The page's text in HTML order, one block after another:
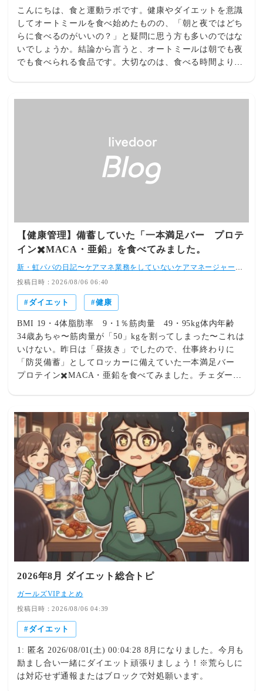
をよく目にします。確かに筋肉を維持するためにはタンパ
ク質は欠かせません。しかし…摂り過ぎれば、タンパク質
もカロリーです。タンパク質は1gあたり4kcal。必要以上
に摂取すれば余ったエネルギーは脂肪として蓄えられま
す。「プロテインを毎日3杯飲んでいます！」という方も
す。さらに腎臓に疾患がある方では、過剰なたんぱく質摂
いない」は思い込みかもしれませんここは少し耳が痛い話
です。でも、とても大切なのでお伝えします。人は驚くほ
ど自分が食べた量を少なく見積もるという特徴がありま
す。これは心理学で「過小評価バイアス」と呼ばれていま
丈夫」その積み重ねが1日300kcalになることも珍しくあり
ません。300kcalを毎日続ければ…1か月で約9,000kcal。脂
肪に換算すると約1kg以上になります。だから私はいつも
言います。「食べたつもり」ではなく、「記録した事実」
を見ましょう。食事を記録するだけで食行動が改善される
憶ではなく、記録です。落とし穴③ 「和食だからヘルシ
です。」実はこの言葉、本当によく聞きます。もちろん和
食は素晴らしい食文化です。でも…和食＝低カロリーでは
ありません。煮物には砂糖やみりん。照り焼きには砂糖。
丼物はご飯が大盛り。さらに、「おせんべいだから大丈
夫。」「羊羹なら洋菓子よりヘルシー。」これも食べ過ぎ
れば意味がありません。糖質が多ければインスリンが分泌
物に「良い・悪い」のレッテルを貼るのではなく、「量」
と「頻度」を考えること。これが一番大切です。落とし穴
④ 年齢とともに基礎代謝が下がっている「若い頃は何を
食べても太らなかった。」これは気のせいではありません
（笑）。年齢とともに筋肉量は少しずつ減少します。筋肉
は体のエンジン。エンジンが小さくなれば燃費ならぬ「脂
肪燃焼力」も落ちてしまいます。だから20代と同じ食事で
は太りやすくなるのです。ここで必要なのは、食事を極端
に減らすことではありません。筋肉を維持することです。
おすすめは・スクワット・椅子の立ち座り運動・階段を使
う・少し速歩きで歩くなど、大きな筋肉を日常の中で動か
すこと。派手な運動は必要ありません。毎日コツコツ続け
ることが、10年後の体を変えてくれます。落とし穴⑤ 糖
イエットを失敗させる原因になっていることも少なくあり
ません。特に多いのが、「糖質は全部悪者」「脂質は太る
からゼロにしよう」という極端な食事制限です。実は私た
ちの体は、とても賢くできています。摂取エネルギーが極
端に減ると、脳は「この人は飢餓状態だ！」と判断しま
す。すると生命を守るために、・基礎代謝を下げる・脂肪
こんにちは、食と運動ラボです。健康やダイエットを意識
してオートミールを食べ始めたものの、「朝と夜ではどち
らに食べるのがいいの？」と疑問に思う方も多いのではな
いでしょうか。結論から言うと、オートミールは朝でも夜
でも食べられる食品です。大切なのは、食べる時間より
るメリットや、おすすめの食べ方について詳しく解説しま
ン、ミネラルを含む主食として、生活スタイルに合わせて
と太る」といったことはなく、食事全体のバランスを整え
ることが重要です。朝にオートミールを食べるメリット忙
やすいヨーグルトや牛乳、豆乳、果物などを組み合わせる
ことで、バランスのよい朝食になります。アレンジが豊富
甘い味付けだけでなく、お茶漬け風やリゾット風など、さ
まざまな食べ方が楽しめます。朝食におすすめの組み合わ
せオートミール＋ヨーグルト＋バナナオートミール＋牛乳
オートミール＋豆乳オートミール＋ブルーベリーオートミ
ール＋ナッツ果物やナッツを加えることで、食感や風味も
楽しめます。夜にオートミールを食べるメリット夕食の主
食として取り入れやすい白米の代わりとしてオートミール
を使うことで、メニューの幅が広がります。温かい料理に
も合うスープやリゾット、おじや風など、温かい料理にア
レンジしやすいのも特徴です。帰宅後でも簡単に作れる調
ットオートミール雑炊オートミール＋野菜スープオートミ
ール＋卵オートミール＋鶏むね肉野菜やたんぱく質を組み
合わせることで、栄養バランスのよい食事になります。ダ
イエット中は朝と夜どちらがおすすめ？ダイエット中で
も、朝・夜どちらに食べても問題ありません。重要なの
は、オートミールだけに頼るのではなく、1日の食事全体
のバランスを考えることです。朝食ではヨーグルトや果物
と一緒に、夜は野菜やたんぱく質を組み合わせると、満足
感のある食事になります。食べるときの注意点食べ過ぎな
い1食あたり30〜50g程度を目安にしましょう。たくさん食
べれば健康効果が高まるわけではありません。たんぱく質
を組み合わせるオートミールだけでは十分な栄養になりま
に取り入れましょう。野菜も一緒に食べるサラダやスープ
を組み合わせることで、よりバランスのよい食事になりま
す。よくある質問朝食べた方が健康にいい？朝食として取
り入れやすい食品ですが、朝だけが特別に優れているわけ
ではありません。毎日続けられる時間帯を選ぶことが大切
です。夜に食べると太りますか？オートミールそのものが
太る原因になるわけではありません。食べ過ぎや全体の食
事量に注意しましょう。毎日同じ時間に食べた方がいい？
【健康管理】備蓄していた「一本満足バー プロテ
イン✖️MACA・亜鉛」を食べてみました。
新・虹パパの日記〜ケアマネ業務をしていないケアマネージャー
投稿日時：2026/08/06 06:40
ダイエット 健康
BMI 19・4体脂肪率 9・1％筋肉量 49・95kg体内年齢
34歳あちゃ〜筋肉量が「50」kgを割ってしまった〜これは
いけない。昨日は「昼抜き」でしたので、仕事終わりに
「防災備蓄」としてロッカーに備えていた一本満足バー
プロテイン✖️MACA・亜鉛を食べてみました。チェダーチ
ない。。。なんと1本「60円」で売っているお店があった
ので、買ってみたのですが、買い足し決定！ 今日も「防
災意識」と「全てへの感謝」をひとときも忘れずに、推し
事と、お仕事の両立を頑張ります。日本の、地球のお役に
立ちたいです。今日8月6日は「広島」に「原爆」が投下さ
れた日です。大勢の犠牲者のご冥福を心よりお祈りいたし
ます。よろしければ下の応援クリックお願いします。にほ
んブログ村
2026年8月 ダイエット総合トピ
ガールズVIPまとめ
投稿日時：2026/08/06 04:39
ダイエット
1: 匿名 2026/08/01(土) 00:04:28 8月になりました。今月も
励まし合い一緒にダイエット頑張りましょう！※荒らしに
は対応せず通報またはブロックで対処願います。